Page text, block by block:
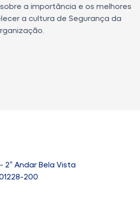
a importância e os melhores
a cultura de Segurança da
2° Andar Bela Vista
200